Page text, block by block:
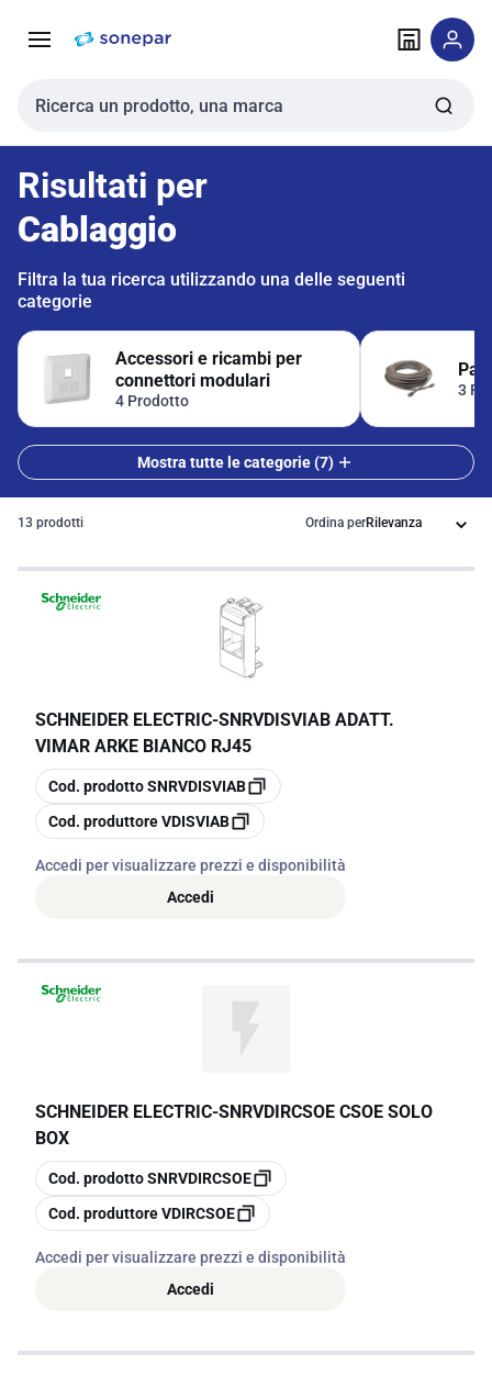
navigazione alla
Cerca input
Risultati per
Cablaggio
Filtra la tua ricerca utilizzando una delle seguenti
categorie
Accessori e ricambi per
connettori modulari
4 Prodotto
3
Mostra tutte le categorie (7)
13 prodotti Ordina per
SCHNEIDER ELECTRIC-SNRVDISVIAB ADATT.
VIMAR ARKE BIANCO RJ45
copia
Cod. prodottoSNRVDISVIAB
copia
Cod. produttoreVDISVIAB
Accedi per visualizzare prezzi e disponibilità
Accedi
SCHNEIDER ELECTRIC-SNRVDIRCSOE CSOE SOLO
BOX
copia
Cod. prodottoSNRVDIRCSOE
copia
Cod. produttoreVDIRCSOE
Accedi per visualizzare prezzi e disponibilità
Accedi